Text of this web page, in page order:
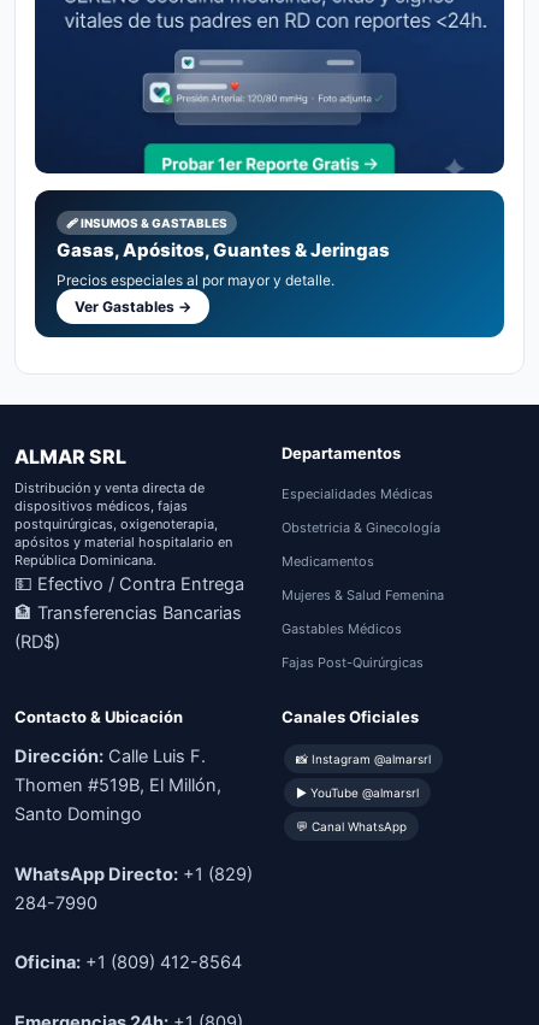
🩹 INSUMOS & GASTABLES
Gasas, Apósitos, Guantes & Jeringas
Precios especiales al por mayor y detalle.
Ver Gastables →
ALMAR SRL
Distribución y venta directa de
dispositivos médicos, fajas
postquirúrgicas, oxigenoterapia,
apósitos y material hospitalario en
República Dominicana.
💵 Efectivo / Contra Entrega
🏦 Transferencias Bancarias
(RD$)
Departamentos
Especialidades Médicas
Obstetricia & Ginecología
Medicamentos
Mujeres & Salud Femenina
Gastables Médicos
Fajas Post-Quirúrgicas
Contacto & Ubicación
Dirección: Calle Luis F.
Thomen #519B, El Millón,
Santo Domingo
WhatsApp Directo: +1 (829)
284-7990
Oficina: +1 (809) 412-8564
Canales Oficiales
📸 Instagram @almarsrl
▶ YouTube @almarsrl
💬 Canal WhatsApp